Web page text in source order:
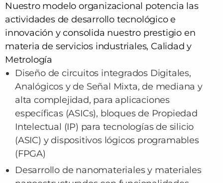
Nuestro modelo organizacional potencia las
actividades de desarrollo tecnológico e
innovación y consolida nuestro prestigio en
materia de servicios industriales, Calidad y
Metrología
Diseño de circuitos integrados Digitales,
Analógicos y de Señal Mixta, de mediana y
alta complejidad, para aplicaciones
específicas (ASICs), bloques de Propiedad
Intelectual (IP) para tecnologías de silicio
(ASIC) y dispositivos lógicos programables
(FPGA)
Desarrollo de nanomateriales y materiales